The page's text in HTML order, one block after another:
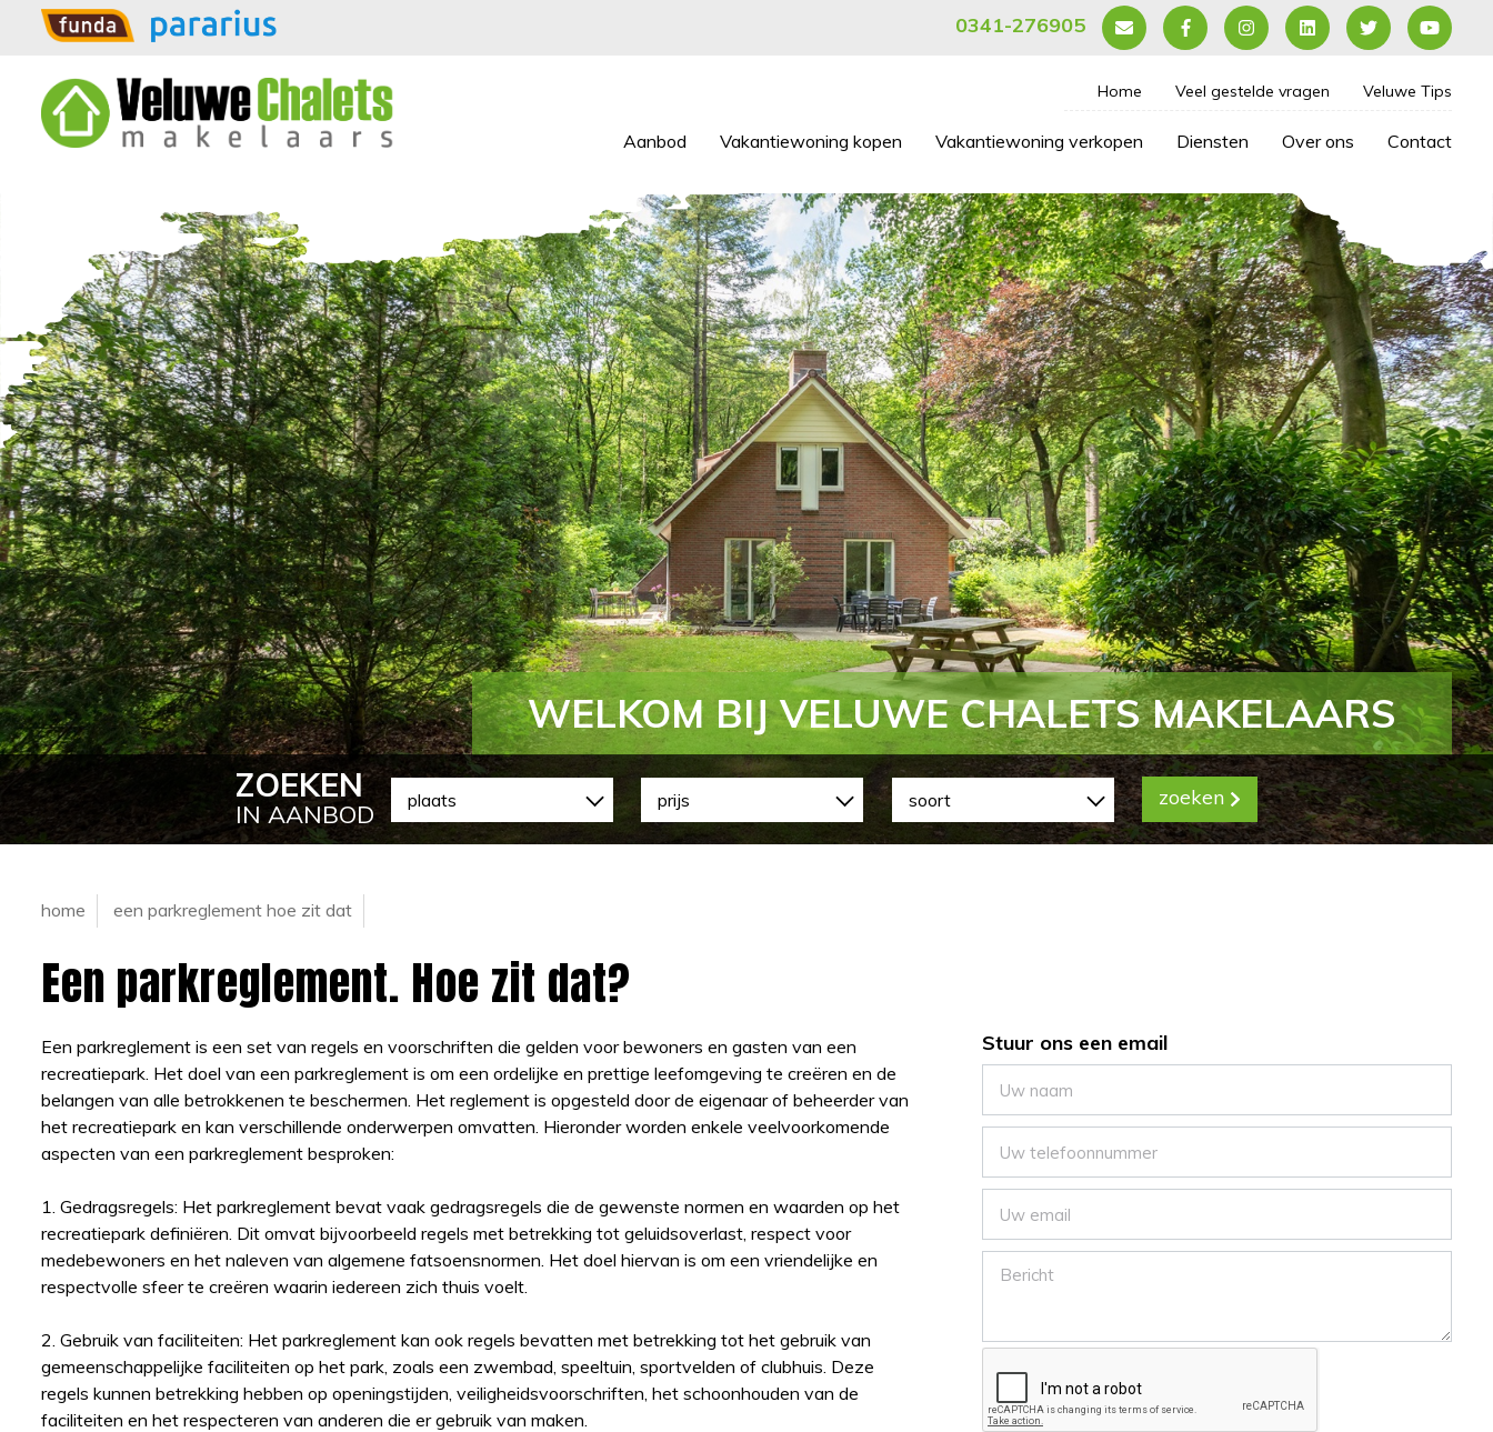
0341-276905
Home Veel gestelde vragen Veluwe Tips
Aanbod Vakantiewoning kopen Vakantiewoning verkopen Diensten Over ons Contact
WELKOM BIJ VELUWE CHALETS MAKELAARS
ZOEKEN
IN AANBOD
zoeken
home een parkreglement hoe zit dat
Een parkreglement. Hoe zit dat?
Een parkreglement is een set van regels en voorschriften die gelden voor bewoners en gasten van een
recreatiepark. Het doel van een parkreglement is om een ordelijke en prettige leefomgeving te creëren en de
belangen van alle betrokkenen te beschermen. Het reglement is opgesteld door de eigenaar of beheerder van
het recreatiepark en kan verschillende onderwerpen omvatten. Hieronder worden enkele veelvoorkomende
aspecten van een parkreglement besproken:
1. Gedragsregels: Het parkreglement bevat vaak gedragsregels die de gewenste normen en waarden op het
recreatiepark definiëren. Dit omvat bijvoorbeeld regels met betrekking tot geluidsoverlast, respect voor
medebewoners en het naleven van algemene fatsoensnormen. Het doel hiervan is om een vriendelijke en
respectvolle sfeer te creëren waarin iedereen zich thuis voelt.
2. Gebruik van faciliteiten: Het parkreglement kan ook regels bevatten met betrekking tot het gebruik van
gemeenschappelijke faciliteiten op het park, zoals een zwembad, speeltuin, sportvelden of clubhuis. Deze
regels kunnen betrekking hebben op openingstijden, veiligheidsvoorschriften, het schoonhouden van de
faciliteiten en het respecteren van anderen die er gebruik van maken.
Stuur ons een email